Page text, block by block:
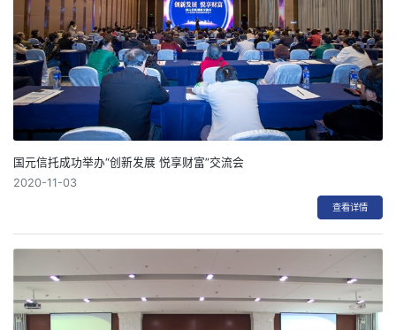
国元信托成功举办“创新发展 悦享财富”交流会
2020-11-03
查看详情